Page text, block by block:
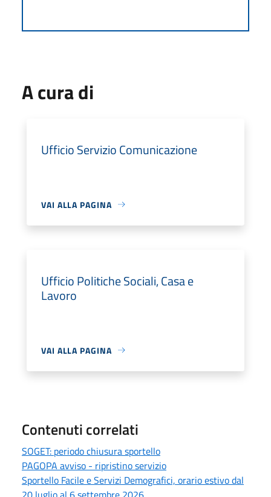
A cura di
Ufficio Servizio Comunicazione
VAI ALLA PAGINA
Ufficio Politiche Sociali, Casa e
Lavoro
VAI ALLA PAGINA
Contenuti correlati
SOGET: periodo chiusura sportello
PAGOPA avviso - ripristino servizio
Sportello Facile e Servizi Demografici, orario estivo dal